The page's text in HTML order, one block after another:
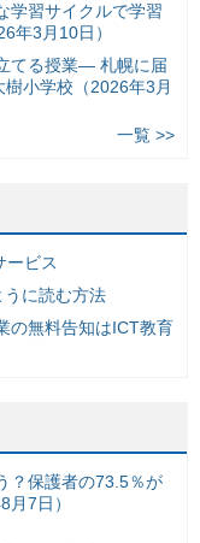
学習サイクルで学習
年3月10日）
てる授業— 札幌に届
樹小学校（2026年3月
一覧 >>
ービス
に読む方法
の無料告知はICT教育
？保護者の73.5％が
7日）